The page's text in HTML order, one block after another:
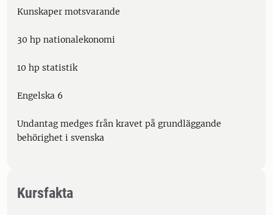
Kunskaper motsvarande
30 hp nationalekonomi
10 hp statistik
Engelska 6
Undantag medges från kravet på grundläggande
behörighet i svenska
Kursfakta